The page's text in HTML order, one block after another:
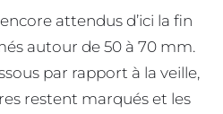
encore attendus d’ici la fin
autour de 50 à 70 mm.
par rapport à la veille,
restent marqués et les